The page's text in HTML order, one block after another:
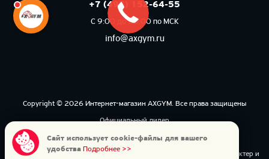
+7 (495) 152-64-55
С 9:00 до 20:00 по МСК
info@axgym.ru
Copyright © 2026 Интернет-магазин AXGYM. Все права защищены
Официальный дилер
Политика конфиденциальности
Данный интернет-сайт носит исключительно информационный характер и
Сайт использует cookie-файлы для вашего
удобства Подробнее >>